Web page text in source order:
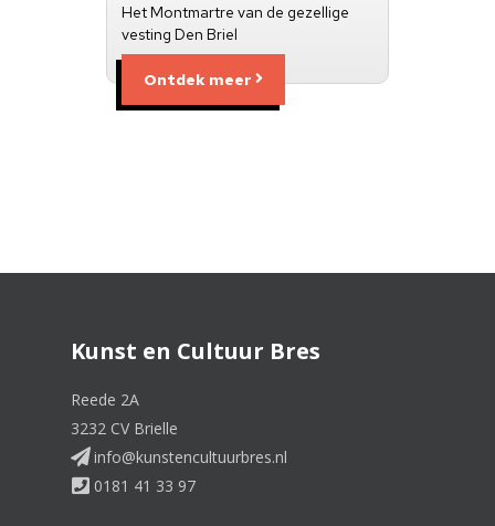
Het Montmartre van de gezellige
vesting Den Briel
Ontdek meer
Kunst en Cultuur Bres
Reede 2A
3232 CV Brielle
info@kunstencultuurbres.nl
0181 41 33 97